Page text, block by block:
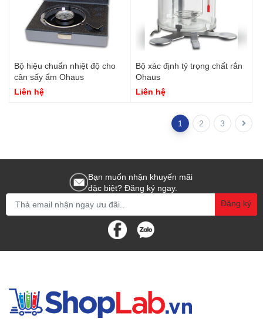
Bộ hiệu chuẩn nhiệt độ cho
cân sấy ẩm Ohaus
Liên hệ
Bộ xác định tỷ trọng chất rắn
Ohaus
Liên hệ
1 2 3
Bạn muốn nhận khuyến mãi
đặc biệt? Đăng ký ngay.
Đăng ký